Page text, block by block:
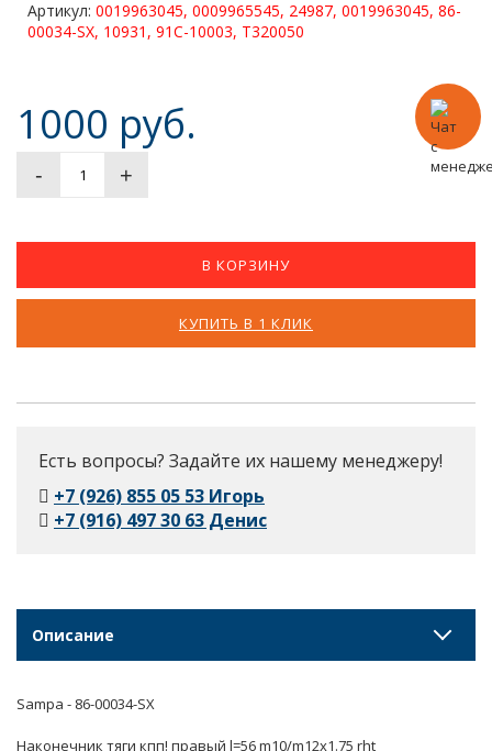
Артикул: 0019963045, 0009965545, 24987, 0019963045, 86-
00034-SX, 10931, 91C-10003, T320050
1000 руб.
- +
В КОРЗИНУ
КУПИТЬ В 1 КЛИК
Есть вопросы? Задайте их нашему менеджеру!
+7 (926) 855 05 53 Игорь
+7 (916) 497 30 63 Денис
Описание
Sampa - 86-00034-SX
Наконечник тяги кпп! правый l=56 m10/m12x1.75 rht